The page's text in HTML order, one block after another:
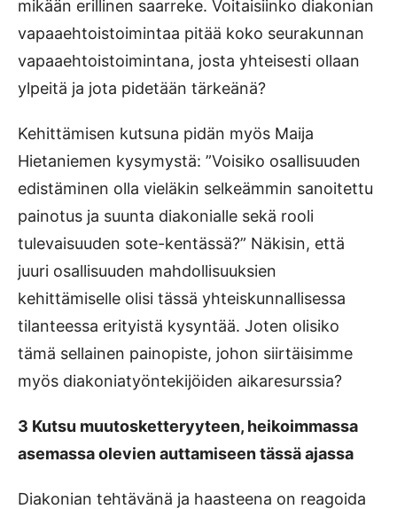
mikään erillinen saarreke. Voitaisiinko diakonian
vapaaehtoistoimintaa pitää koko seurakunnan
vapaaehtoistoimintana, josta yhteisesti ollaan
ylpeitä ja jota pidetään tärkeänä?
Kehittämisen kutsuna pidän myös Maija
Hietaniemen kysymystä: ”Voisiko osallisuuden
edistäminen olla vieläkin selkeämmin sanoitettu
painotus ja suunta diakonialle sekä rooli
tulevaisuuden sote-kentässä?” Näkisin, että
juuri osallisuuden mahdollisuuksien
kehittämiselle olisi tässä yhteiskunnallisessa
tilanteessa erityistä kysyntää. Joten olisiko
tämä sellainen painopiste, johon siirtäisimme
myös diakoniatyöntekijöiden aikaresurssia?
3 Kutsu muutosketteryyteen, heikoimmassa
asemassa olevien auttamiseen tässä ajassa
Diakonian tehtävänä ja haasteena on reagoida